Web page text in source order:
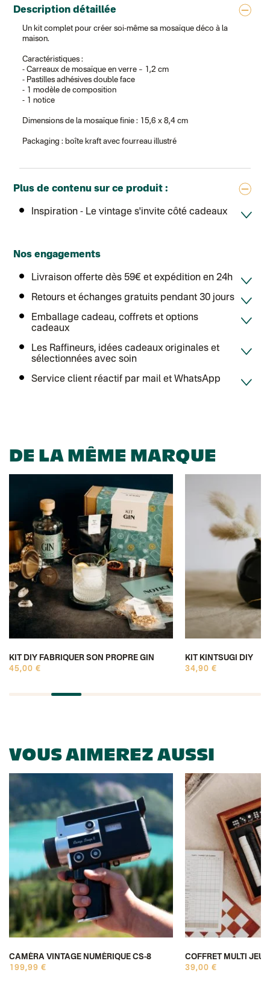
Lettre suivie (expédition par Noémie, la créatrice)
Colissimo suivi (expédition Minoe)
Lettre suivie (expédition April Eleven)
Colissimo suivi (expédition Papier Curieux)
Lettre suivie (expédition Atelier Aismée)
DPD colis suivi (expédition Bounce)
DPD colis suivi (expédition La Boîte Concept)
Colis suivi (expédition Loia)
Colissimo suivi (expédition Connoisseur)
Colissimo suivi (expédition April Eleven)
Chronopost International
Chronopost - Livraison express à domicile
: Colis livré en 1 à 3
Lettre suivie (expédition Atelier Aismée)
Chronopost International
Colissimo suivi (expédition Toi-même)
Description détaillée
Un kit complet pour créer soi-même sa mosaïque déco à la
maison.
Caractéristiques :
- Carreaux de mosaïque en verre – 1,2 cm
- Pastilles adhésives double face
- 1 modèle de composition
- 1 notice
Dimensions de la mosaïque finie : 15,6 x 8,4 cm
Packaging : boîte kraft avec fourreau illustré
Plus de contenu sur ce produit :
Inspiration - Le vintage s'invite côté cadeaux
Nos engagements
Livraison offerte dès 59€ et expédition en 24h
Retours et échanges gratuits pendant 30 jours
Emballage cadeau, coffrets et options
cadeaux
Les Raffineurs, idées cadeaux originales et
sélectionnées avec soin
Service client réactif par mail et WhatsApp
DE LA MÊME MARQUE
KIT DIY FABRIQUER SON PROPRE GIN
45,00 €
KIT KINTSUGI DIY
34,90 €
VOUS AIMEREZ AUSSI
CAMÉRA VINTAGE NUMÉRIQUE CS-8
199,99 €
COFFRET MULTI
39,00 €